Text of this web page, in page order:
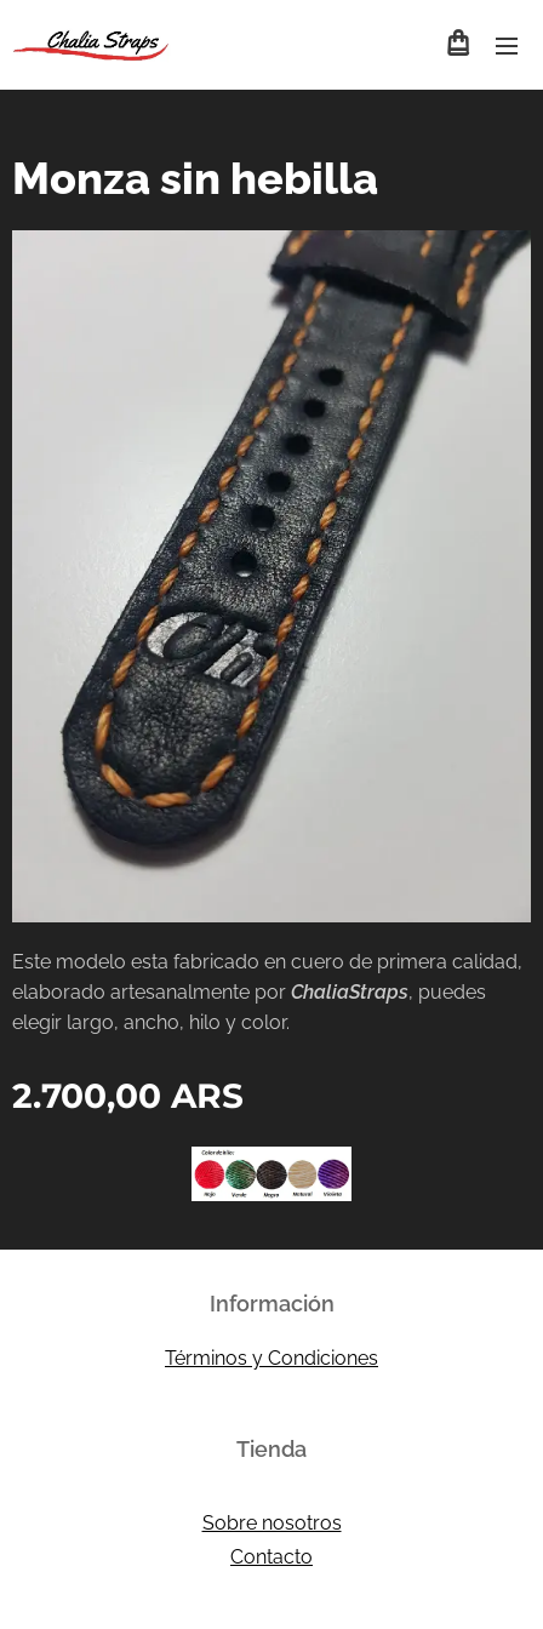
Monza sin hebilla
Este modelo esta fabricado en cuero de primera calidad,
elaborado artesanalmente por ChaliaStraps, puedes
elegir largo, ancho, hilo y color.
2.700,00 ARS
Información
Términos y Condiciones
Tienda
Sobre nosotros
Contacto